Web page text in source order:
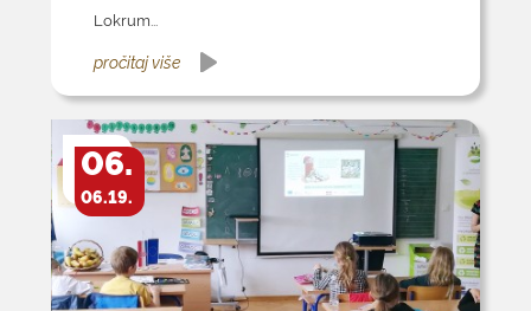
Lokrum...
pročitaj više
06.
06.19.